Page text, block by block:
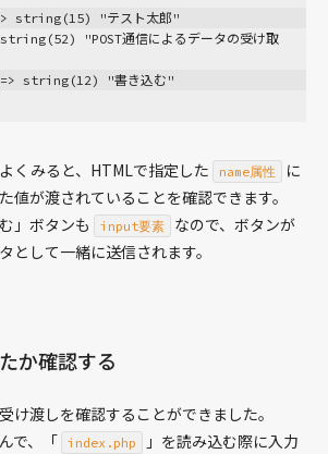
string(15) "テスト太郎"
string(12) "書き込む"
くみると、HTMLで指定した name属性
に
値が渡されていることを確認できます。
」ボタンも
input要素
なので、ボタンが
として一緒に送信されます。
か確認する
け渡しを確認することができました。
で、「 index.php
」を読み込む際に入力